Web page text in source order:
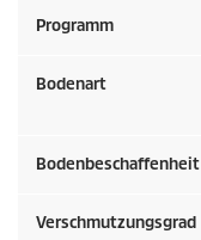
Programm
Bodenart
Bodenbeschaffenheit
Verschmutzungsgrad